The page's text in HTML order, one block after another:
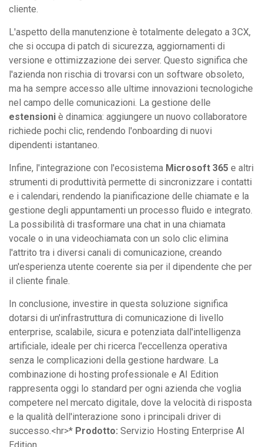
cliente.
L'aspetto della manutenzione è totalmente delegato a 3CX,
che si occupa di patch di sicurezza, aggiornamenti di
versione e ottimizzazione dei server. Questo significa che
l'azienda non rischia di trovarsi con un software obsoleto,
ma ha sempre accesso alle ultime innovazioni tecnologiche
nel campo delle comunicazioni. La gestione delle
estensioni è dinamica: aggiungere un nuovo collaboratore
richiede pochi clic, rendendo l'onboarding di nuovi
dipendenti istantaneo.
Infine, l'integrazione con l'ecosistema Microsoft 365 e altri
strumenti di produttività permette di sincronizzare i contatti
e i calendari, rendendo la pianificazione delle chiamate e la
gestione degli appuntamenti un processo fluido e integrato.
La possibilità di trasformare una chat in una chiamata
vocale o in una videochiamata con un solo clic elimina
l'attrito tra i diversi canali di comunicazione, creando
un'esperienza utente coerente sia per il dipendente che per
il cliente finale.
In conclusione, investire in questa soluzione significa
dotarsi di un'infrastruttura di comunicazione di livello
enterprise, scalabile, sicura e potenziata dall'intelligenza
artificiale, ideale per chi ricerca l'eccellenza operativa
senza le complicazioni della gestione hardware. La
combinazione di hosting professionale e AI Edition
rappresenta oggi lo standard per ogni azienda che voglia
competere nel mercato digitale, dove la velocità di risposta
e la qualità dell'interazione sono i principali driver di
successo.<hr>* Prodotto: Servizio Hosting Enterprise AI